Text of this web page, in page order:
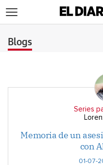
Blogs
Series
Memoria de un
con
01-07-